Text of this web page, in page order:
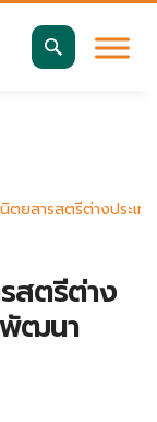
ตยสารสตรีต่างประเ
สตรีต่าง
พัฒนา